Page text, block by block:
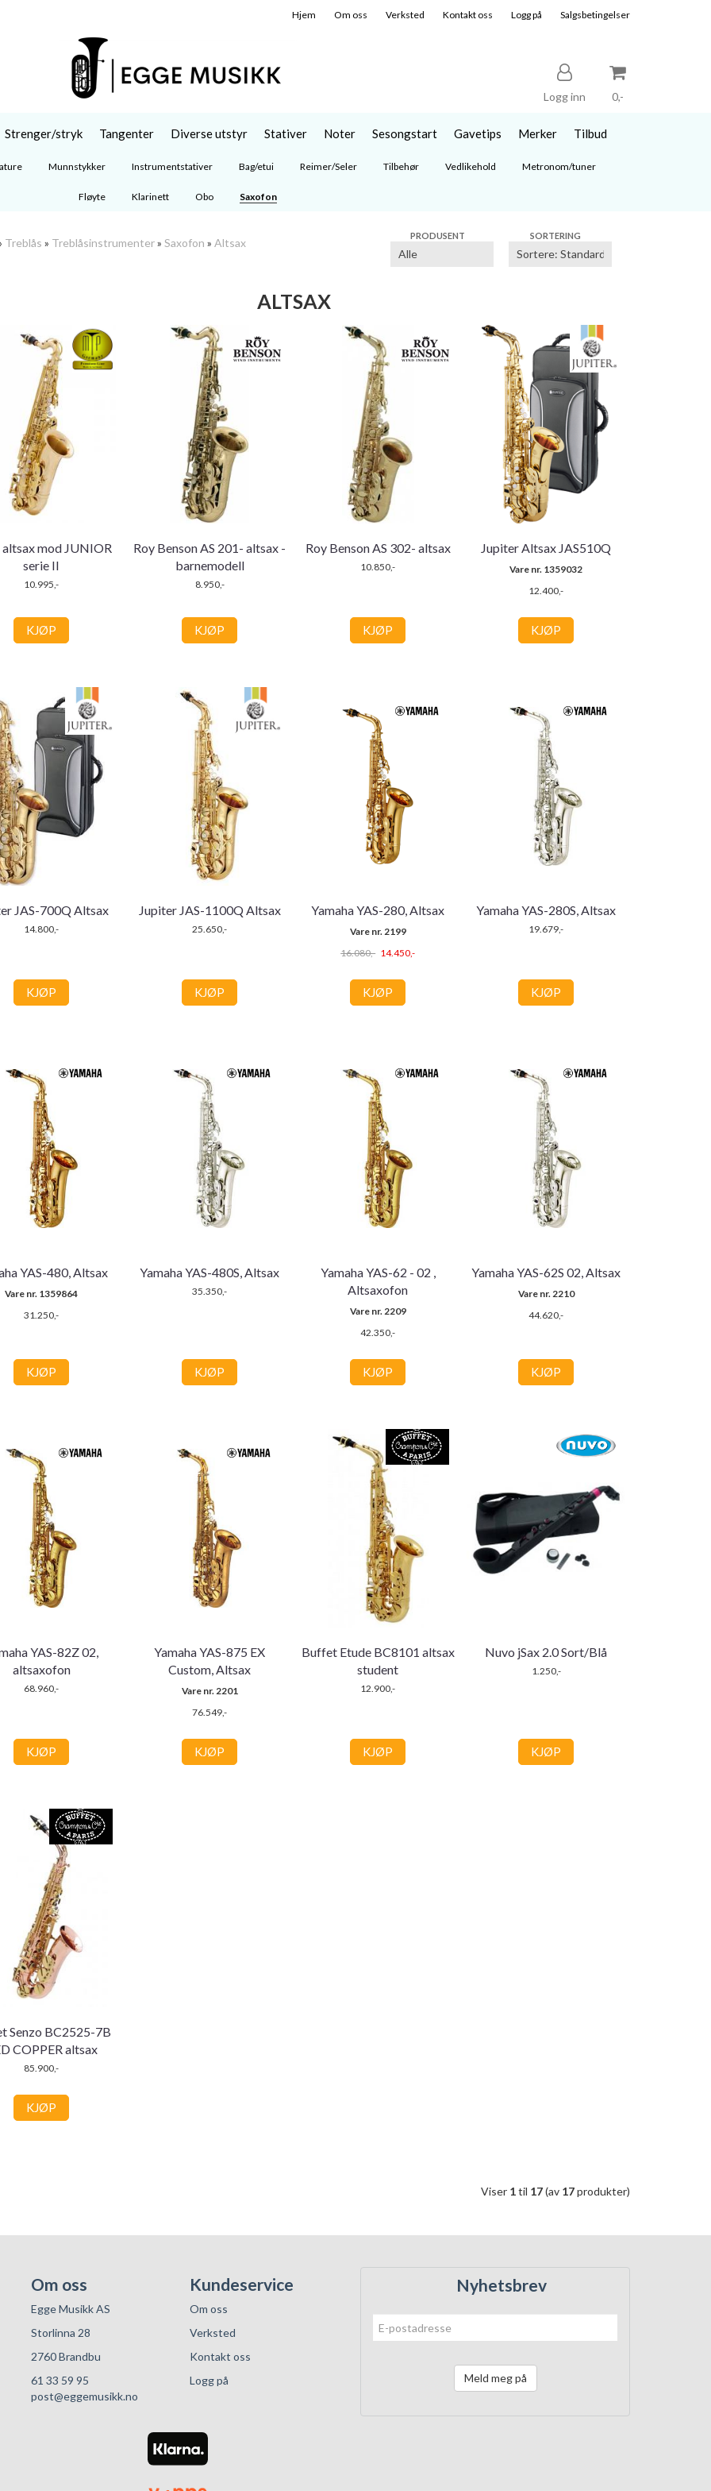
Hjem Om oss Verksted Kontakt oss Logg på Salgsbetingelser
Logg inn 0,-
Strenger/stryk Tangenter Diverse utstyr Stativer Noter Sesongstart Gavetips Merker Tilbud
Munnstykker Instrumentstativer Bag/etui Reimer/Seler Tilbehør Vedlikehold Metronom/tuner
Fløyte Klarinett Obo Saxofon
Treblås » Treblåsinstrumenter» Saxofon » Altsax
PRODUSENT SORTERING
ALTSAX
mod JUNIOR
serie II
10.995,-
KJØP
Roy Benson AS 201- altsax -
barnemodell
8.950,-
KJØP
Roy Benson AS 302- altsax
10.850,-
KJØP
Jupiter Altsax JAS510Q
Vare nr. 1359032
12.400,-
KJØP
JAS-700Q Altsax
14.800,-
KJØP
Jupiter JAS-1100Q Altsax
25.650,-
KJØP
Yamaha YAS-280, Altsax
Vare nr. 2199
16.080,- 14.450,-
KJØP
Yamaha YAS-280S, Altsax
19.679,-
KJØP
YAS-480, Altsax
Vare nr. 1359864
31.250,-
KJØP
Yamaha YAS-480S, Altsax
35.350,-
KJØP
Yamaha YAS-62 - 02 ,
Altsaxofon
Vare nr. 2209
42.350,-
KJØP
Yamaha YAS-62S 02, Altsax
Vare nr. 2210
44.620,-
KJØP
YAS-82Z 02,
altsaxofon
68.960,-
KJØP
Yamaha YAS-875 EX
Custom, Altsax
Vare nr. 2201
76.549,-
KJØP
Buffet Etude BC8101 altsax
student
12.900,-
KJØP
Nuvo jSax 2.0 Sort/Blå
1.250,-
KJØP
Senzo BC2525-7B
COPPER altsax
85.900,-
KJØP
Viser 1til 17(av 17produkter)
Om oss
Egge Musikk AS
Storlinna 28
2760 Brandbu
61 33 59 95
post@eggemusikk.no
Kundeservice
Om oss
Verksted
Kontakt oss
Logg på
Nyhetsbrev
Meld meg på